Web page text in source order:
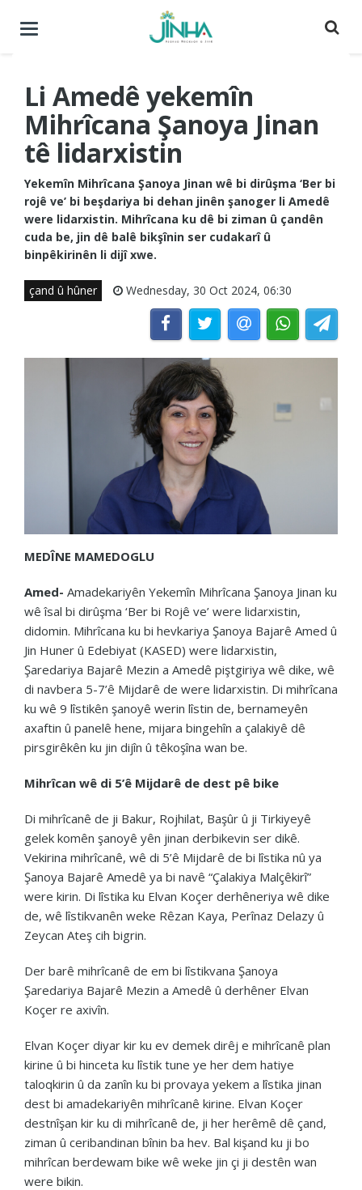
Menuyê
Li Amedê yekemîn
Mihrîcana Şanoya Jinan
tê lidarxistin
Yekemîn Mihrîcana Şanoya Jinan wê bi dirûşma ‘Ber bi
rojê ve’ bi beşdariya bi dehan jinên şanoger li Amedê
were lidarxistin. Mihrîcana ku dê bi ziman û çandên
cuda be, jin dê balê bikşînin ser cudakarî û
binpêkirinên li dijî xwe.
çand û hûner Wednesday, 30 Oct 2024, 06:30
MEDÎNE MAMEDOGLU
Amed- Amadekariyên Yekemîn Mihrîcana Şanoya Jinan ku
wê îsal bi dirûşma ‘Ber bi Rojê ve’ were lidarxistin,
didomin. Mihrîcana ku bi hevkariya Şanoya Bajarê Amed û
Jin Huner û Edebiyat (KASED) were lidarxistin,
Şaredariya Bajarê Mezin a Amedê piştgiriya wê dike, wê
di navbera 5-7’ê Mijdarê de were lidarxistin. Di mihrîcana
ku wê 9 lîstikên şanoyê werin lîstin de, bernameyên
axaftin û panelê hene, mijara bingehîn a çalakiyê dê
pirsgirêkên ku jin dijîn û têkoşîna wan be.
Mihrîcan wê di 5’ê Mijdarê de dest pê bike
Di mihrîcanê de ji Bakur, Rojhilat, Başûr û ji Tirkiyeyê
gelek komên şanoyê yên jinan derbikevin ser dikê.
Vekirina mihrîcanê, wê di 5’ê Mijdarê de bi lîstika nû ya
Şanoya Bajarê Amedê ya bi navê “Çalakiya Malçêkirî”
were kirin. Di lîstika ku Elvan Koçer derhêneriya wê dike
de, wê lîstikvanên weke Rêzan Kaya, Perînaz Delazy û
Zeycan Ateş cih bigrin.
Der barê mihrîcanê de em bi lîstikvana Şanoya
Şaredariya Bajarê Mezin a Amedê û derhêner Elvan
Koçer re axivîn.
Elvan Koçer diyar kir ku ev demek dirêj e mihrîcanê plan
kirine û bi hinceta ku lîstik tune ye her dem hatiye
taloqkirin û da zanîn ku bi provaya yekem a lîstika jinan
dest bi amadekariyên mihrîcanê kirine. Elvan Koçer
destnîşan kir ku di mihrîcanê de, ji her herêmê dê çand,
ziman û ceribandinan bînin ba hev. Bal kişand ku ji bo
mihrîcan berdewam bike wê weke jin çi ji destên wan
were bikin.